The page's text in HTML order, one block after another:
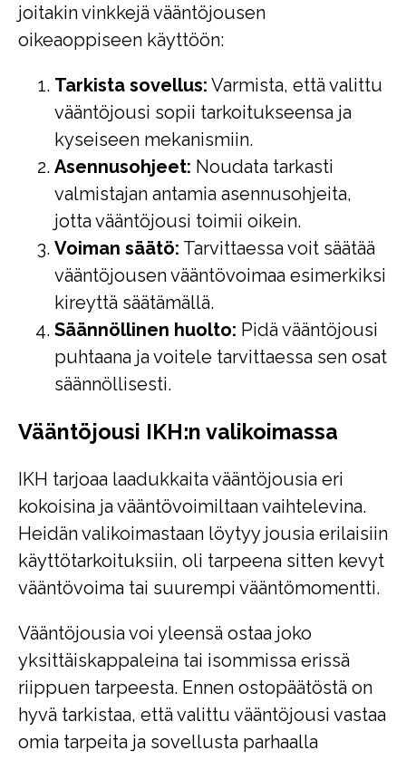
joitakin vinkkejä vääntöjousen
oikeaoppiseen käyttöön:
Tarkista sovellus: Varmista, että valittu
vääntöjousi sopii tarkoitukseensa ja
kyseiseen mekanismiin.
Asennusohjeet: Noudata tarkasti
valmistajan antamia asennusohjeita,
jotta vääntöjousi toimii oikein.
Voiman säätö: Tarvittaessa voit säätää
vääntöjousen vääntövoimaa esimerkiksi
kireyttä säätämällä.
Säännöllinen huolto: Pidä vääntöjousi
puhtaana ja voitele tarvittaessa sen osat
säännöllisesti.
Vääntöjousi IKH:n valikoimassa
IKH tarjoaa laadukkaita vääntöjousia eri
kokoisina ja vääntövoimiltaan vaihtelevina.
Heidän valikoimastaan löytyy jousia erilaisiin
käyttötarkoituksiin, oli tarpeena sitten kevyt
vääntövoima tai suurempi vääntömomentti.
Vääntöjousia voi yleensä ostaa joko
yksittäiskappaleina tai isommissa erissä
riippuen tarpeesta. Ennen ostopäätöstä on
hyvä tarkistaa, että valittu vääntöjousi vastaa
omia tarpeita ja sovellusta parhaalla